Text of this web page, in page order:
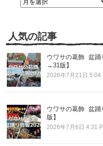
人気の記事
ウワサの葛飾 盆
→31版】
2026年7月21日 5:04
ウワサの葛飾 盆
版】
2026年7月6日 4:31